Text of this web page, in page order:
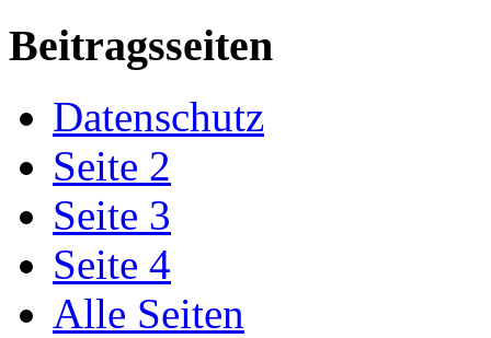
Beitragsseiten
Datenschutz
Seite 2
Seite 3
Seite 4
Alle Seiten